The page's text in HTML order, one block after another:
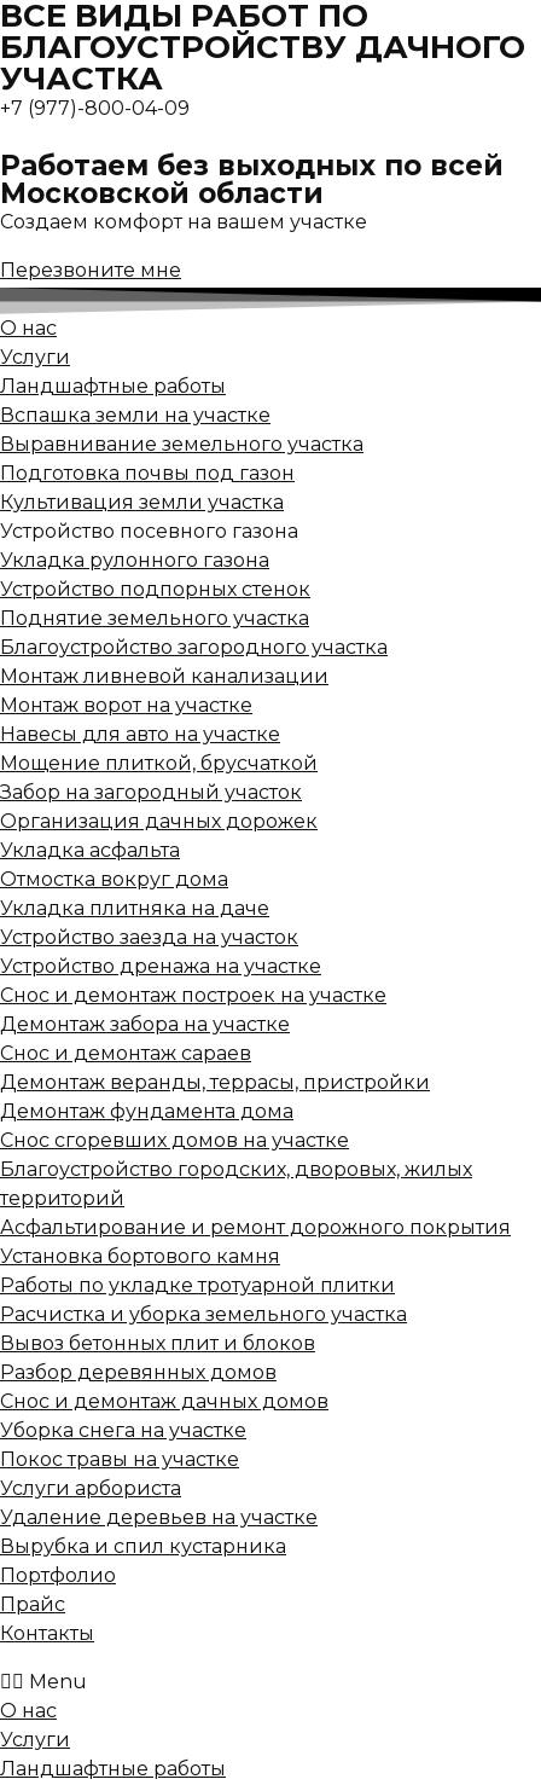
ВСЕ ВИДЫ РАБОТ ПО
БЛАГОУСТРОЙСТВУ ДАЧНОГО
УЧАСТКА
+7 (977)-800-04-09
Работаем без выходных по всей
Московской области
Создаем комфорт на вашем участке
Перезвоните мне
О нас
Услуги
Ландшафтные работы
Вспашка земли на участке
Выравнивание земельного участка
Подготовка почвы под газон
Культивация земли участка
Устройство посевного газона
Укладка рулонного газона
Устройство подпорных стенок
Поднятие земельного участка
Благоустройство загородного участка
Монтаж ливневой канализации
Монтаж ворот на участке
Навесы для авто на участке
Мощение плиткой, брусчаткой
Забор на загородный участок
Организация дачных дорожек
Укладка асфальта
Отмостка вокруг дома
Укладка плитняка на даче
Устройство заезда на участок
Устройство дренажа на участке
Снос и демонтаж построек на участке
Демонтаж забора на участке
Снос и демонтаж сараев
Демонтаж веранды, террасы, пристройки
Демонтаж фундамента дома
Снос сгоревших домов на участке
Благоустройство городских, дворовых, жилых
территорий
Асфальтирование и ремонт дорожного покрытия
Установка бортового камня
Работы по укладке тротуарной плитки
Расчистка и уборка земельного участка
Вывоз бетонных плит и блоков
Разбор деревянных домов
Снос и демонтаж дачных домов
Уборка снега на участке
Покос травы на участке
Услуги арбориста
Удаление деревьев на участке
Вырубка и спил кустарника
Портфолио
Прайс
Контакты
Menu
О нас
Услуги
Ландшафтные работы